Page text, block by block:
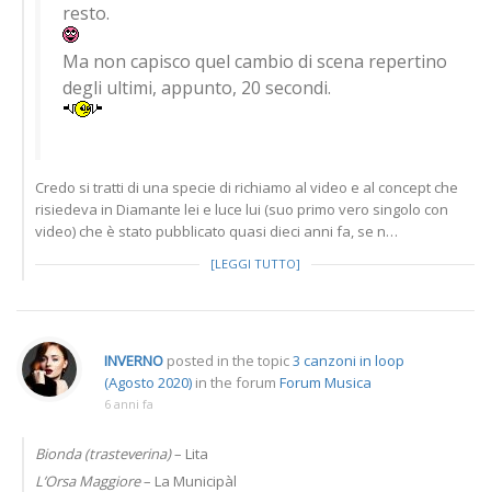
resto.
Ma non capisco quel cambio di scena repertino
degli ultimi, appunto, 20 secondi.
Credo si tratti di una specie di richiamo al video e al concept che
risiedeva in Diamante lei e luce lui (suo primo vero singolo con
video) che è stato pubblicato quasi dieci anni fa, se n…
[LEGGI TUTTO]
INVERNO posted in the topic3 canzoni in loop
(Agosto 2020) in the forum Forum Musica
6 anni fa
Bionda (trasteverina)– Lita
L’Orsa Maggiore– La Municipàl